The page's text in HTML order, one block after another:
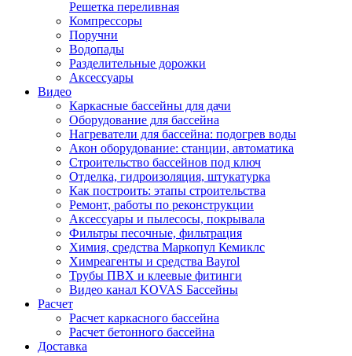
Решетка переливная
Компрессоры
Поручни
Водопады
Разделительные дорожки
Аксессуары
Видео
Каркасные бассейны для дачи
Оборудование для бассейна
Нагреватели для бассейна: подогрев воды
Акон оборудование: станции, автоматика
Строительство бассейнов под ключ
Отделка, гидроизоляция, штукатурка
Как построить: этапы строительства
Ремонт, работы по реконструкции
Аксессуары и пылесосы, покрывала
Фильтры песочные, фильтрация
Химия, средства Маркопул Кемиклс
Химреагенты и средства Bayrol
Трубы ПВХ и клеевые фитинги
Видео канал KOVAS Бассейны
Расчет
Расчет каркасного бассейна
Расчет бетонного бассейна
Доставка